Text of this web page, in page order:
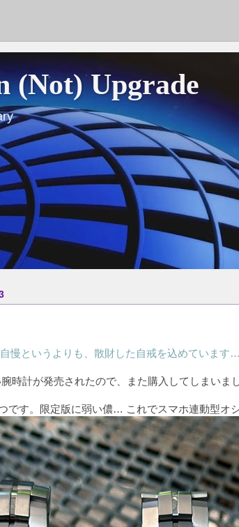
(Not) Upgrade
慢というよりも、散財した自戒を込めています…
時計が発売されたので、また購入してしまいまし
です。限定版に弱い儂… これでスマホ連動型オ